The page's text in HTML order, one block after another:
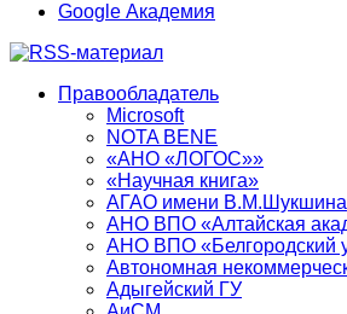
Google Академия
Правообладатель
Microsoft
NOTA BENE
«АНО «ЛОГОС»»
«Научная книга»
АГАО имени В.М.Шукшина
АНО ВПО «Алтайская
АНО ВПО «Белгородский
Автономная
Адыгейский ГУ